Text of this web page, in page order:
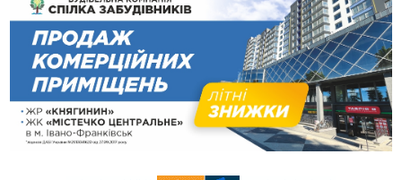
16:25
До +30°C і майже без опадів: синоптики розповіли про
погоду на Прикарпатті у найближчі дні
15:18
У Франківську мотоцикліст врізався в інший двоколісник,
збив жінку й утік: його розшукали та затримали
15:08
Частина школярів не матимуть фізичних підручників на 1
вересня через російські обстріли — МОН
14:43
На Рогатинщині рештки тварин спалювали просто в полі:
поліція розслідує отруєння земель